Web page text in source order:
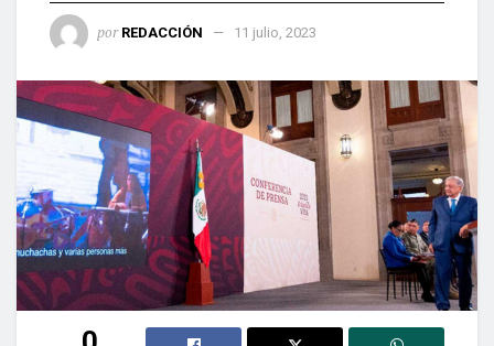
por REDACCIÓN 11 julio, 2023